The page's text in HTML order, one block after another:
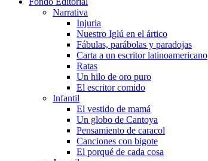
Narrativa
Injuria
Nuestro Iglú en el ártico
Fábulas, parábolas y paradojas
Carta a un escritor latinoamericano
Ratas
Un hilo de oro puro
El escritor comido
Infantil
El vestido de mamá
Un globo de Cantoya
Pensamiento de caracol
Canciones con bigote
El porqué de cada cosa